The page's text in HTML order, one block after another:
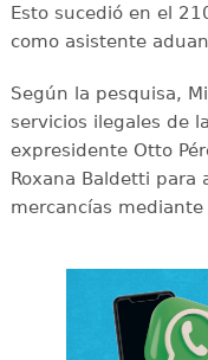
Esto sucedió en el
como asistente
Según la pesquisa,
servicios ilegales de
expresidente Otto
Roxana Baldetti para
mercancías